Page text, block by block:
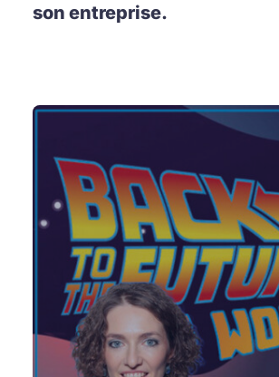
son entreprise.